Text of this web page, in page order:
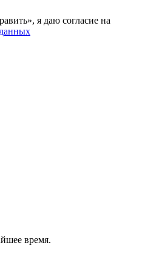
я даю согласие на
время.